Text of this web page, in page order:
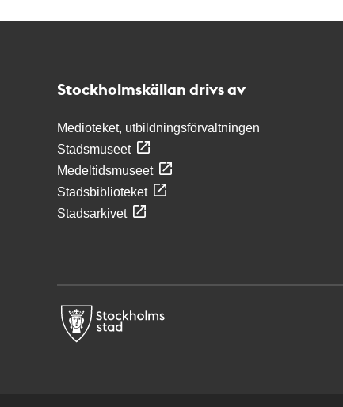
Stockholmskällan drivs av
Medioteket, utbildningsförvaltningen
Stadsmuseet
Medeltidsmuseet
Stadsbiblioteket
Stadsarkivet